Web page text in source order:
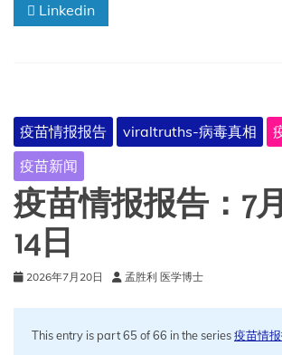
日
Linkedin
疫苗情报报告 viraltruths-病毒真相
疫苗新闻
疫苗情报报告：7
14日
2026年7月20日 孟胜利 医学博士
This entry is part 65 of 66 in the series疫苗情